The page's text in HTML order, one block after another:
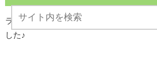
ライティング講座のサイト制作は、
した♪